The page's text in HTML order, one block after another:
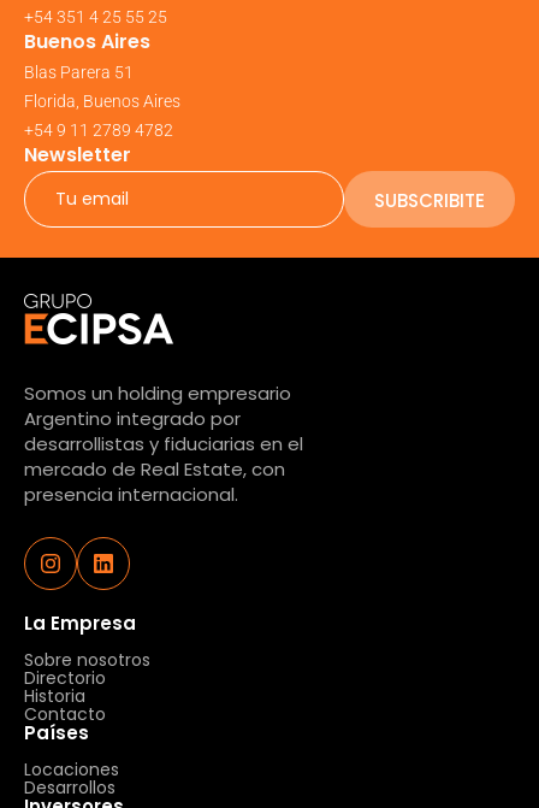
+54 351 4 25 55 25
Buenos Aires
Blas Parera 51
Florida, Buenos Aires
+54 9 11 2789 4782
Newsletter
SUBSCRIBITE
Somos un holding empresario
Argentino integrado por
desarrollistas y fiduciarias en el
mercado de Real Estate, con
presencia internacional.
La Empresa
Sobre nosotros
Directorio
Historia
Contacto
Países
Locaciones
Desarrollos